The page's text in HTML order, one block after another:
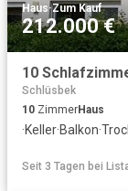
Haus·Zum Kauf
212.000 €
Schlüsbek
10 ZimmerHaus
·Keller·Balkon·
Seit 3 Tagen bei